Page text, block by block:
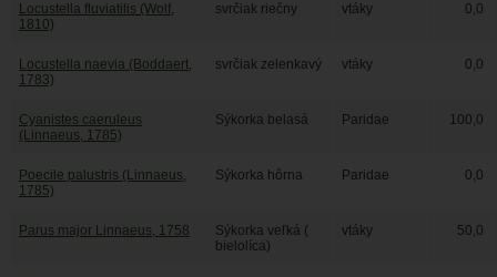
Locustella fluviatilis (Wolf,
1810)
svrčiak riečny vtáky 0,0
Locustella naevia (Boddaert,
1783)
svrčiak zelenkavý vtáky 0,0
Cyanistes caeruleus
(Linnaeus, 1785)
Sýkorka belasá Paridae 100,0
Poecile palustris (Linnaeus,
1785)
Sýkorka hôrna Paridae 0,0
Parus major Linnaeus, 1758
Sýkorka veľká (
bielolíca)
vtáky 50,0